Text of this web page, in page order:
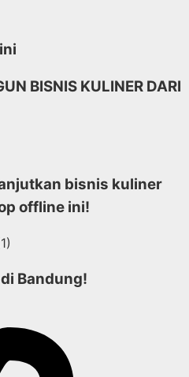
BISNIS KULINER DARI
bisnis kuliner
offline ini!
Bandung!